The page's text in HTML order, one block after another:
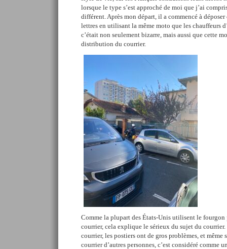
lorsque le type s’est approché de moi que j’ai
différent. Après mon départ, il a commencé à
lettres en utilisant la même moto que les chauffeurs
c’était non seulement bizarre, mais aussi que cette
distribution du courrier.
Comme la plupart des États-Unis utilisent le
courrier, cela explique le sérieux du sujet du
courrier, les postiers ont de gros problèmes, et même
courrier d’autres personnes, c’est considéré comme